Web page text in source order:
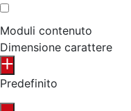
Moduli contenuto
Dimensione carattere
Predefinito